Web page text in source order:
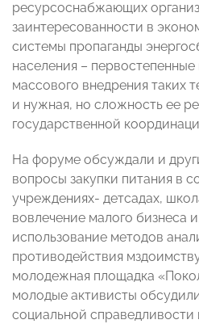
ресурсоснабжающих
заинтересованности в
системы пропаганды
населения –
массового внедрения таких
и нужная, но сложность ее
государственной
На форуме обсуждали и
вопросы закупки питания в
учреждениях- детсадах,
вовлечение малого бизнеса
использование методов
противодействия
молодежная площадка
молодые активисты
социальной справедливости